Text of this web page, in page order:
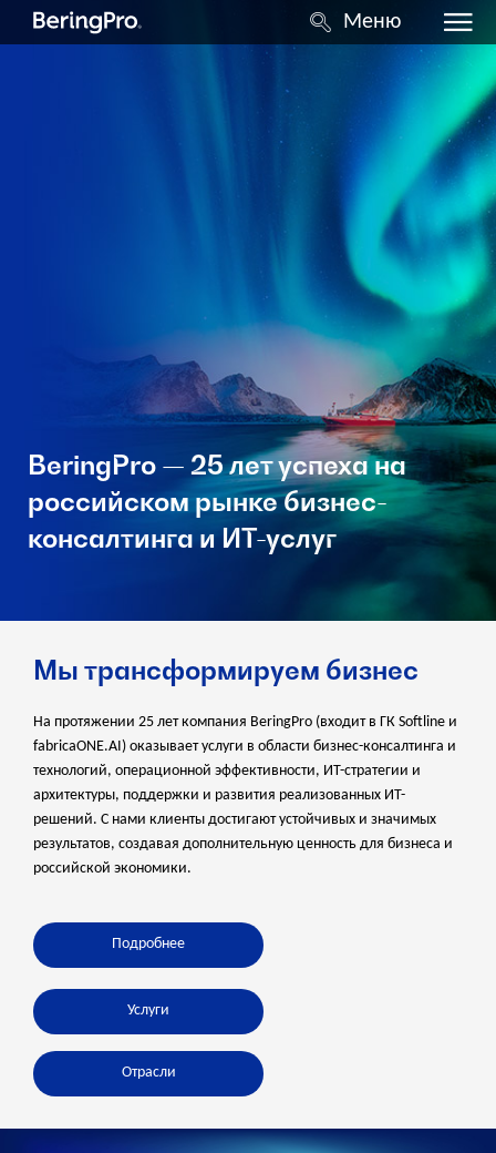
Меню
BeringPro — 25 лет успеха на
российском рынке бизнес-
консалтинга и ИТ-услуг
Мы трансформируем бизнес
На протяжении 25 лет компания BeringPro (входит в ГК Softline и
fabricaONE.AI) оказывает услуги в области бизнес-консалтинга и
технологий, операционной эффективности, ИТ-стратегии и
архитектуры, поддержки и развития реализованных ИТ-
решений. С нами клиенты достигают устойчивых и значимых
результатов, создавая дополнительную ценность для бизнеса и
российской экономики.
Подробнее
Услуги
Отрасли